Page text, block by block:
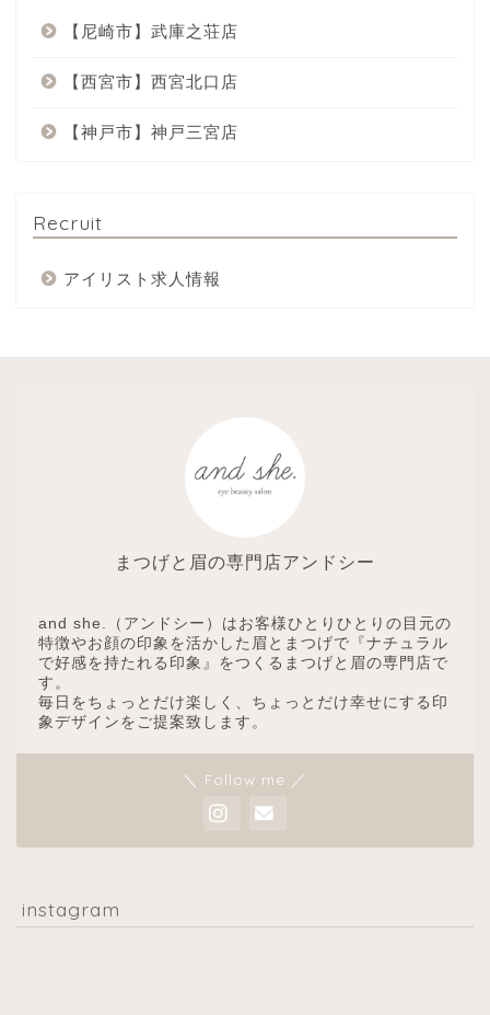
【尼崎市】武庫之荘店
【西宮市】西宮北口店
【神戸市】神戸三宮店
Recruit
アイリスト求人情報
まつげと眉の専門店アンドシー
and she.（アンドシー）はお客様ひとりひとりの目元の
特徴やお顔の印象を活かした眉とまつげで『ナチュラル
で好感を持たれる印象』をつくるまつげと眉の専門店で
す。
毎日をちょっとだけ楽しく、ちょっとだけ幸せにする印
象デザインをご提案致します。
＼ Follow me ／
instagram